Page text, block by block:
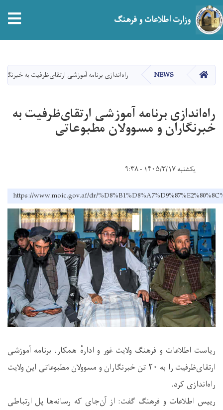
main
content
وزارت اطلاعات و فرهنگ
صفحه اصلیNEWS راه‌اندازی برنامه‌ آموزشی ارتقای‌ظرفیت به
راه‌اندازی برنامه‌ آموزشی ارتقای‌ظرفیت به
خبرنگاران و مسوولان مطبوعاتی
یکشنبه ۱۴۰۵/۳/۱۷ - ۹:۳۸
https://www.moic.gov.af/dr/
ریاست اطلاعات و فرهنگ ولایت غور و ادارهٔ همکار، برنامه‌ آموزشی
ارتقای‌ظرفیت را به ۲۰ تن خبرنگاران و مسوولان مطبوعاتی این ولایت
راه‌اندازی کرد.
رییس اطلاعات و فرهنگ گفت: از آن‌جای که رسانه‌ها پل ارتباطی